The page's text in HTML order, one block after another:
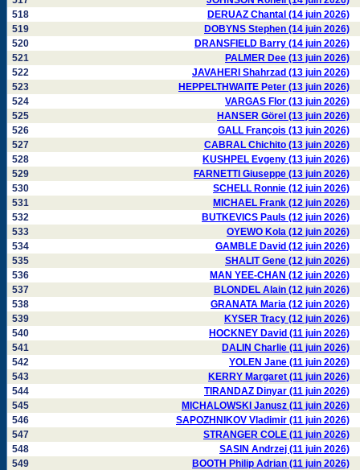
518
DERUAZ Chantal (14 juin 2026)
519
DOBYNS Stephen (14 juin 2026)
520
DRANSFIELD Barry (14 juin 2026)
521
PALMER Dee (13 juin 2026)
522
JAVAHERI Shahrzad (13 juin 2026)
523
HEPPELTHWAITE Peter (13 juin 2026)
524
VARGAS Flor (13 juin 2026)
525
HANSER Görel (13 juin 2026)
526
GALL François (13 juin 2026)
527
CABRAL Chichito (13 juin 2026)
528
KUSHPEL Evgeny (13 juin 2026)
529
FARNETTI Giuseppe (13 juin 2026)
530
SCHELL Ronnie (12 juin 2026)
531
MICHAEL Frank (12 juin 2026)
532
BUTKEVICS Pauls (12 juin 2026)
533
OYEWO Kola (12 juin 2026)
534
GAMBLE David (12 juin 2026)
535
SHALIT Gene (12 juin 2026)
536
MAN YEE-CHAN (12 juin 2026)
537
BLONDEL Alain (12 juin 2026)
538
GRANATA Maria (12 juin 2026)
539
KYSER Tracy (12 juin 2026)
540
HOCKNEY David (11 juin 2026)
541
DALIN Charlie (11 juin 2026)
542
YOLEN Jane (11 juin 2026)
543
KERRY Margaret (11 juin 2026)
544
TIRANDAZ Dinyar (11 juin 2026)
545
MICHALOWSKI Janusz (11 juin 2026)
546
SAPOZHNIKOV Vladimir (11 juin 2026)
547
STRANGER COLE (11 juin 2026)
548
SASIN Andrzej (11 juin 2026)
549
BOOTH Philip Adrian (11 juin 2026)